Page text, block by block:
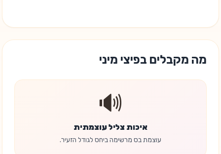
מה מקבלים בפיצי מיני
🔊
איכות צליל עוצמתית
עוצמת בס מרשימה ביחס לגודל הזעיר.